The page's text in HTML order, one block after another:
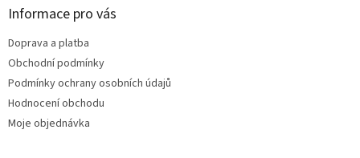
Informace pro vás
Doprava a platba
Obchodní podmínky
Podmínky ochrany osobních údajů
Hodnocení obchodu
Moje objednávka